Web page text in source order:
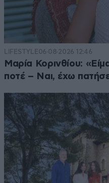
LIFESTYLE06·08·2026 12:46
Μαρία Κορινθίου:
ποτέ – Ναι, έχω